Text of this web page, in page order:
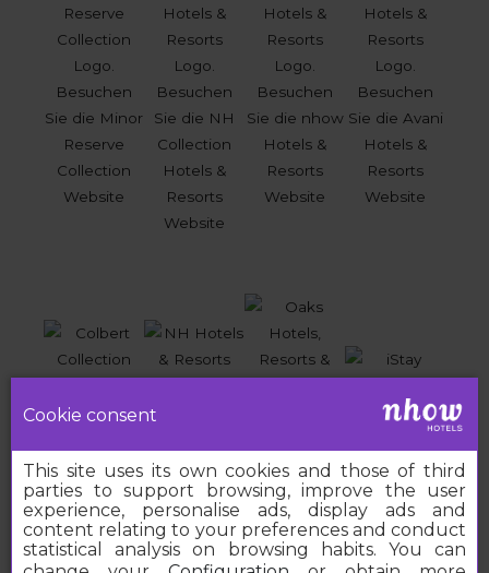
Cookie consent
This site uses its own cookies and those of third
parties to support browsing, improve the user
experience, personalise ads, display ads and
content relating to your preferences and conduct
statistical analysis on browsing habits. You can